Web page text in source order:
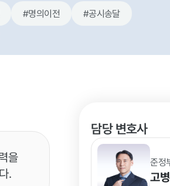
#명의이전 #공시송달
을
.
담당 변호사
준정
고